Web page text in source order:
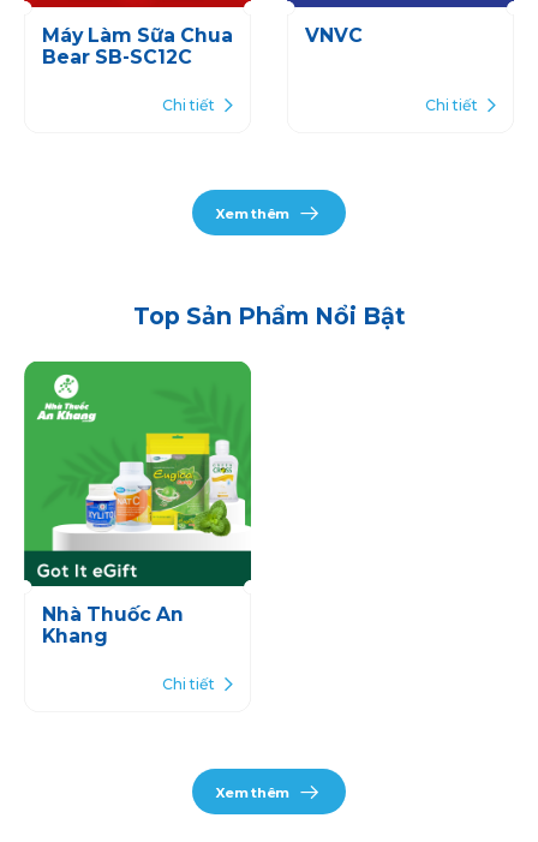
Máy Làm Sữa Chua
Bear SB-SC12C
Chi tiết
VNVC
Chi tiết
Xem thêm
Top Sản Phẩm Nổi Bật
Nhà Thuốc An
Khang
Chi tiết
Xem thêm